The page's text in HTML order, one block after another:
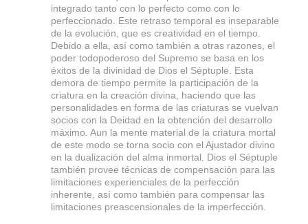
integrado tanto con lo perfecto como con lo
perfeccionado. Este retraso temporal es inseparable
de la evolución, que es creatividad en el tiempo.
Debido a ella, así como también a otras razones, el
poder todopoderoso del Supremo se basa en los
éxitos de la divinidad de Dios el Séptuple. Esta
demora de tiempo permite la participación de la
criatura en la creación divina, haciendo que las
personalidades en forma de las criaturas se vuelvan
socios con la Deidad en la obtención del desarrollo
máximo. Aun la mente material de la criatura mortal
de este modo se torna socio con el Ajustador divino
en la dualización del alma inmortal. Dios el Séptuple
también provee técnicas de compensación para las
limitaciones experienciales de la perfección
inherente, así como también para compensar las
limitaciones preascensionales de la imperfección.